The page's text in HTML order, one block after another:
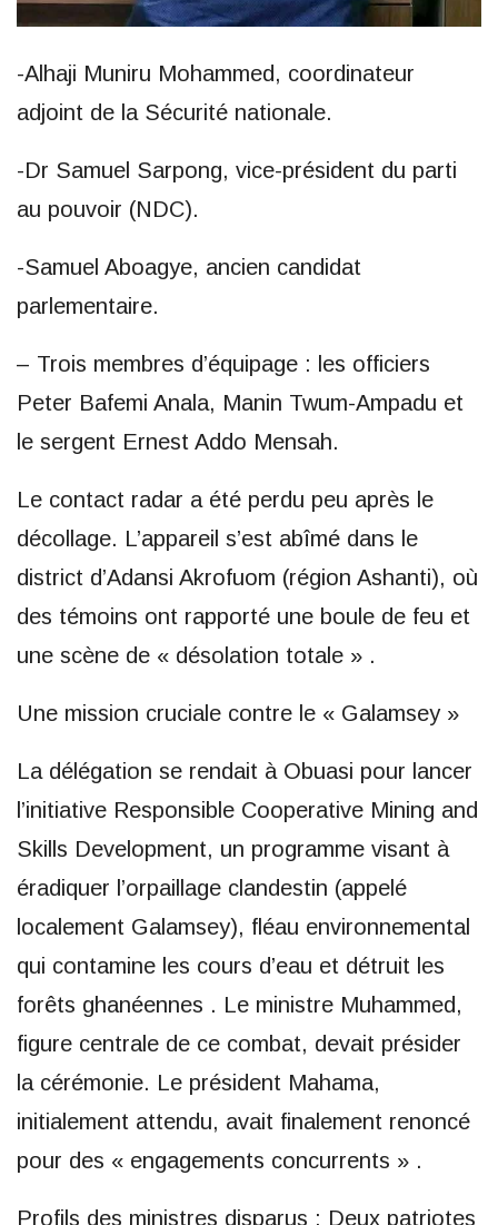
-Alhaji Muniru Mohammed, coordinateur
adjoint de la Sécurité nationale.
-Dr Samuel Sarpong, vice-président du parti
au pouvoir (NDC).
-Samuel Aboagye, ancien candidat
parlementaire.
– Trois membres d’équipage : les officiers
Peter Bafemi Anala, Manin Twum-Ampadu et
le sergent Ernest Addo Mensah.
Le contact radar a été perdu peu après le
décollage. L’appareil s’est abîmé dans le
district d’Adansi Akrofuom (région Ashanti), où
des témoins ont rapporté une boule de feu et
une scène de « désolation totale » .
Une mission cruciale contre le « Galamsey »
La délégation se rendait à Obuasi pour lancer
l’initiative Responsible Cooperative Mining and
Skills Development, un programme visant à
éradiquer l’orpaillage clandestin (appelé
localement Galamsey), fléau environnemental
qui contamine les cours d’eau et détruit les
forêts ghanéennes . Le ministre Muhammed,
figure centrale de ce combat, devait présider
la cérémonie. Le président Mahama,
initialement attendu, avait finalement renoncé
pour des « engagements concurrents » .
Profils des ministres disparus : Deux patriotes